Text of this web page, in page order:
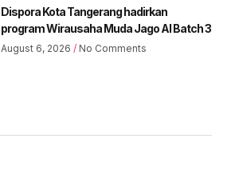
Dispora Kota Tangerang hadirkan
program Wirausaha Muda Jago AI Batch 3
August 6, 2026 No Comments